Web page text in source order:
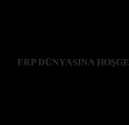
ERP DÜNYASINA